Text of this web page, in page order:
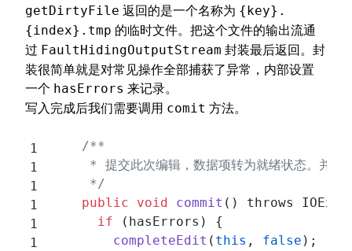
getDirtyFile 返回的是一个名称为 {key}.
{index}.tmp 的临时文件。把这个文件的输出流通
过 FaultHidingOutputStream 封装最后返回。封
装很简单就是对常见操作全部捕获了异常，内部设置
一个 hasErrors 来记录。
写入完成后我们需要调用 comit 方法。
    /**
* 提交此次编辑，数据项转为就绪状态。并解
     */
    public
void commit () throws
      if
(hasErrors) {
        completeEdit
( this , false );